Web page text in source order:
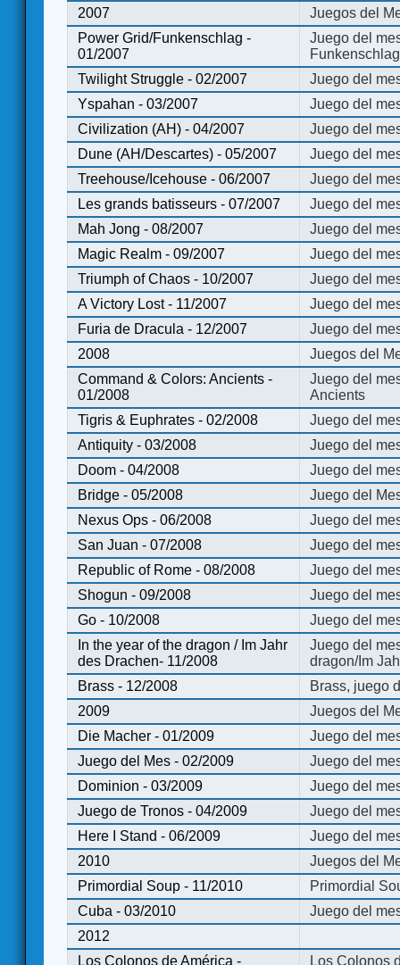
2007
Juegos del
Power Grid/Funkenschlag -
01/2007
Juego del
Twilight Struggle - 02/2007
Juego del
Yspahan - 03/2007
Juego del
Civilization (AH) - 04/2007
Juego del
Dune (AH/Descartes) - 05/2007
Juego del
Treehouse/Icehouse - 06/2007
Juego del
Les grands batisseurs - 07/2007
Juego del
Mah Jong - 08/2007
Juego del
Magic Realm - 09/2007
Juego del
Triumph of Chaos - 10/2007
Juego del
A Victory Lost - 11/2007
Juego del
Furia de Dracula - 12/2007
Juego del
2008
Juegos del
Command & Colors: Ancients -
01/2008
Juego del
Ancients
Tigris & Euphrates - 02/2008
Juego del
Antiquity - 03/2008
Juego del
Doom - 04/2008
Juego del
Bridge - 05/2008
Juego del
Nexus Ops - 06/2008
Juego del
San Juan - 07/2008
Juego del
Republic of Rome - 08/2008
Juego del
Shogun - 09/2008
Juego del
Go - 10/2008
Juego del
In the year of the dragon / Im Jahr
des Drachen- 11/2008
Juego del
dragon/Im
Brass - 12/2008
Brass, juego
2009
Juegos del
Die Macher - 01/2009
Juego del
Juego del Mes - 02/2009
Juego del
Dominion - 03/2009
Juego del
Juego de Tronos - 04/2009
Juego del
Here I Stand - 06/2009
Juego del
2010
Juegos del
Primordial Soup - 11/2010
Primordial
Cuba - 03/2010
Juego del
2012
Los Colonos de América -
Los Colonos